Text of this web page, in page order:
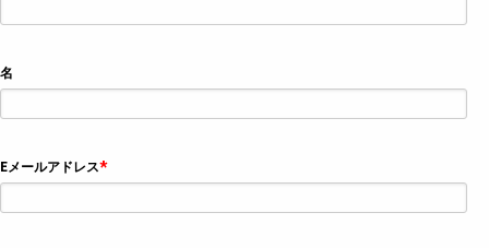
名
Eメールアドレス*